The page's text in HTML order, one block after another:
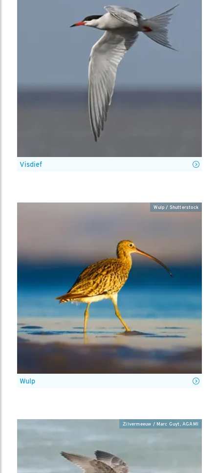
Visdief
Wulp
Wulp / Shutterstock
Zilvermeeuw / Marc Guyt, AGAMI